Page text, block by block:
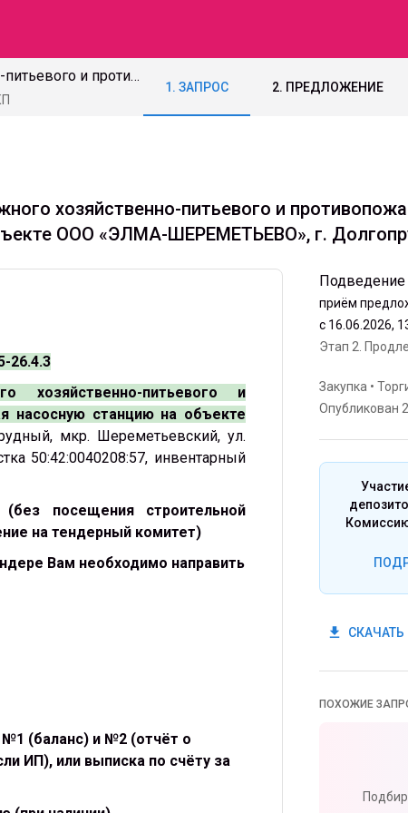
85-26.4.3 Устройство объединённого наружного хозяйственно-питьевого и противопожарного водопровода (3 этап), включая насосную станцию на объекте ООО «ЭЛМА-ШЕРЕМЕТЬЕВО», г. Долгопрудный
1. ЗАПРОС 2. ПРЕДЛОЖЕНИЕ
хозяйственно-питьевого и
ООО «ЭЛМА-ШЕРЕМЕТЬЕВО», г.
26.4.3
хозяйственно-питьевого и
насосную станцию на объекте
мкр. Шереметьевский, ул.
50:42:0040208:57, инвентарный
посещения строительной
на тендерный комитет)
Вам необходимо направить
№1 (баланс) и №2 (отчёт о
ИП), или выписка по счёту за
Подведение
приём
с 16.06.2026,
Этап 2.
Закупка •
Опубликован
get_app
ПОХОЖИЕ